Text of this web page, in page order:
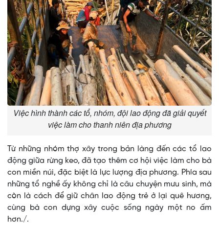
Việc hình thành các tổ, nhóm, đội lao động đã giải quyết
việc làm cho thanh niên địa phương
Từ những nhóm thợ xây trong bản làng đến các tổ lao
động giữa rừng keo, đã tạo thêm cơ hội việc làm cho bà
con miền núi, đặc biệt là lực lượng địa phương. Phía sau
những tổ nghề ấy không chỉ là câu chuyện mưu sinh, mà
còn là cách để giữ chân lao động trẻ ở lại quê hương,
cùng bà con dựng xây cuộc sống ngày một no ấm
hơn./.